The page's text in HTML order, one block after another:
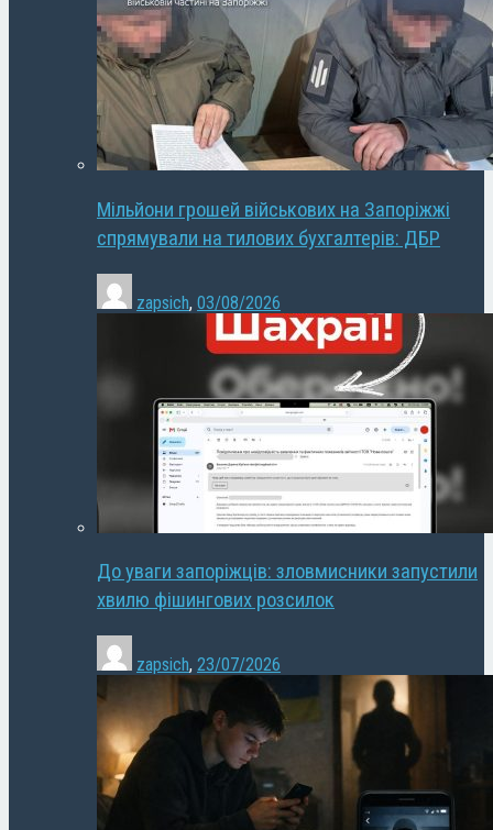
Мільйони грошей військових на Запоріжжі
спрямували на тилових бухгалтерів: ДБР
zapsich, 03/08/2026
До уваги запоріжців: зловмисники запустили
хвилю фішингових розсилок
zapsich, 23/07/2026